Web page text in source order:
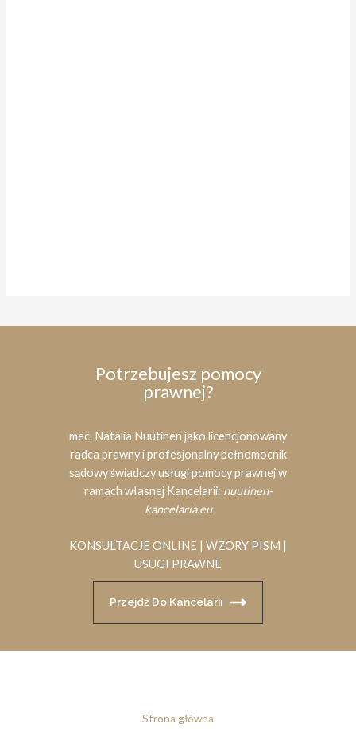
Potrzebujesz pomocy
prawnej?
mec. Natalia Nuutinen jako licencjonowany
radca prawny i profesjonalny pełnomocnik
sądowy świadczy usługi pomocy prawnej w
ramach własnej Kancelarii: nuutinen-
kancelaria.eu
KONSULTACJE ONLINE | WZORY PISM |
USUGI PRAWNE
Przejdź Do Kancelarii
Strona główna